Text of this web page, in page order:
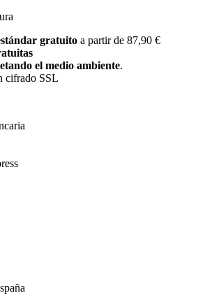
gratuito a partir de 87,90 €
el medio ambiente.
cifrado SSL